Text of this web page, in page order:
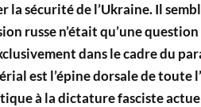
la sécurité de l’Ukraine. Il
russe n’était qu’une question
dans le cadre du
est l’épine dorsale de toute
à la dictature fasciste